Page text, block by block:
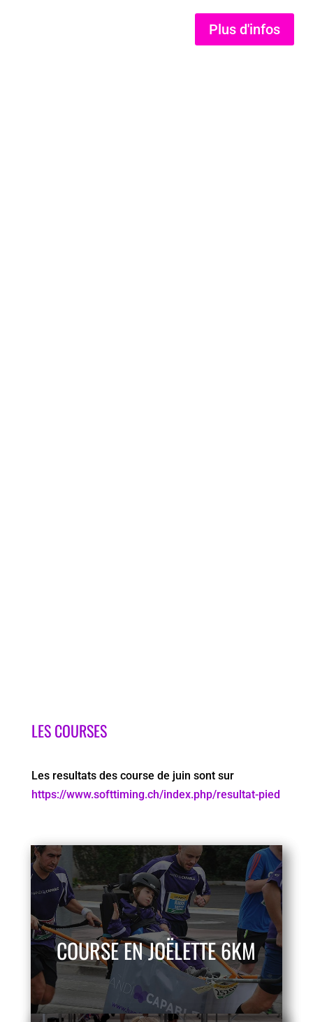
Plus d'infos
LES COURSES
Les resultats des course de juin sont sur
https://www.softtiming.ch/index.php/resultat-pied
COURSE EN JOËLETTE 6KM